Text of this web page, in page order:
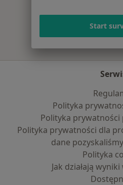
Polityka
Polityka
Polityka prywatności dla
dane
Polityka
Jak działają
Start